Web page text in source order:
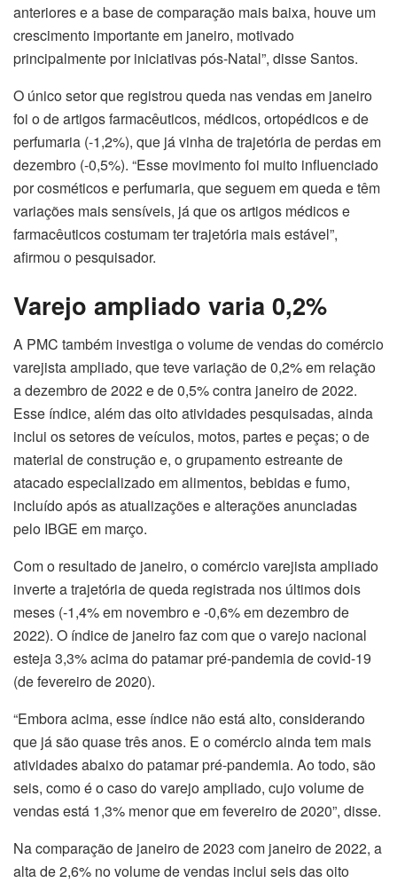
anteriores e a base de comparação mais baixa, houve um
crescimento importante em janeiro, motivado
principalmente por iniciativas pós-Natal”, disse Santos.
O único setor que registrou queda nas vendas em janeiro
foi o de artigos farmacêuticos, médicos, ortopédicos e de
perfumaria (-1,2%), que já vinha de trajetória de perdas em
dezembro (-0,5%). “Esse movimento foi muito influenciado
por cosméticos e perfumaria, que seguem em queda e têm
variações mais sensíveis, já que os artigos médicos e
farmacêuticos costumam ter trajetória mais estável”,
afirmou o pesquisador.
Varejo ampliado varia 0,2%
A PMC também investiga o volume de vendas do comércio
varejista ampliado, que teve variação de 0,2% em relação
a dezembro de 2022 e de 0,5% contra janeiro de 2022.
Esse índice, além das oito atividades pesquisadas, ainda
inclui os setores de veículos, motos, partes e peças; o de
material de construção e, o grupamento estreante de
atacado especializado em alimentos, bebidas e fumo,
incluído após as atualizações e alterações anunciadas
pelo IBGE em março.
Com o resultado de janeiro, o comércio varejista ampliado
inverte a trajetória de queda registrada nos últimos dois
meses (-1,4% em novembro e -0,6% em dezembro de
2022). O índice de janeiro faz com que o varejo nacional
esteja 3,3% acima do patamar pré-pandemia de covid-19
(de fevereiro de 2020).
“Embora acima, esse índice não está alto, considerando
que já são quase três anos. E o comércio ainda tem mais
atividades abaixo do patamar pré-pandemia. Ao todo, são
seis, como é o caso do varejo ampliado, cujo volume de
vendas está 1,3% menor que em fevereiro de 2020”, disse.
Na comparação de janeiro de 2023 com janeiro de 2022, a
alta de 2,6% no volume de vendas inclui seis das oito